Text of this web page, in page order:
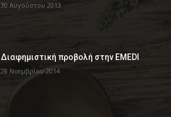
30 Αυγούστου 2013
Διαφημιστική προβολή στην EMEDI
28 Νοεμβρίου 2014